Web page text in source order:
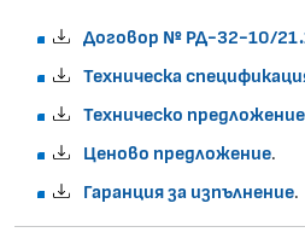
Договор № РД-32-10/
Техническа
Техническо предложение
Ценово предложение.
Гаранция за изпълнение.